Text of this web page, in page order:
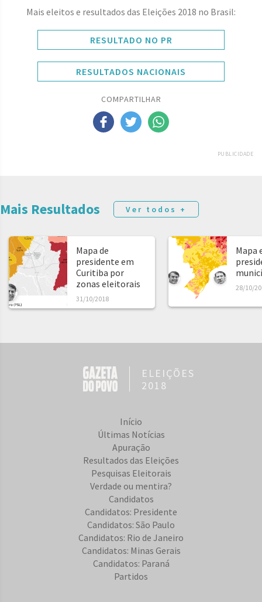
Mais eleitos e resultados das Eleições 2018 no Brasil:
RESULTADO NO PR
RESULTADOS NACIONAIS
COMPARTILHAR
PUBLICIDADE
Mais Resultados Ver todos +
Mapa de
presidente em
Curitiba por
zonas eleitorais
31/10/2018
Mapa
28/10/
ELEIÇÕES
2018
Início
Últimas Notícias
Apuração
Resultados das Eleições
Pesquisas Eleitorais
Verdade ou mentira?
Candidatos
Candidatos: Presidente
Candidatos: São Paulo
Candidatos: Rio de Janeiro
Candidatos: Minas Gerais
Candidatos: Paraná
Partidos